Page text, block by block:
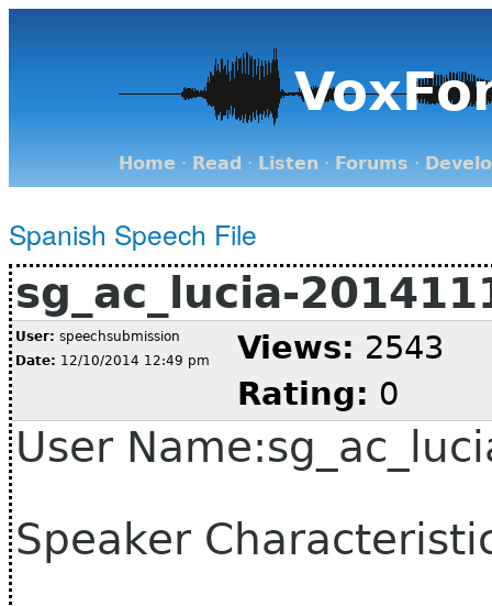
Home · Read · Listen · Forums ·
Spanish Speech File
sg_ac_lucia-
User: speechsubmission
Date: 12/10/2014 12:49 pm Views: 2543
Rating: 0
User
Speaker